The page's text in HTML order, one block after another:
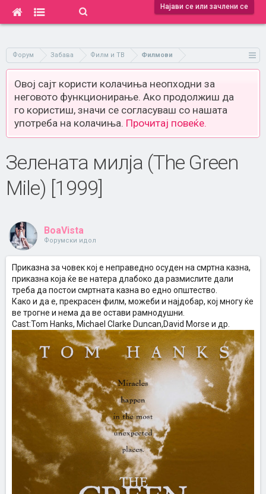
Најави се или зачлени се
Форум Забава Филм и ТВ Филмови
Овој сајт користи колачиња неопходни за
неговото функционирање. Ако продолжиш да
го користиш, значи се согласуваш со нашата
употреба на колачиња. Прочитај повеќе.
Зелената милја (The Green
Mile) [1999]
BoaVista
Форумски идол
Приказна за човек кој е неправедно осуден на смртна казна,
приказна која ќе ве натера длабоко да размислите дали
треба да постои смртната казна во едно општество.
Како и да е, прекрасен филм, можеби и најдобар, кој многу ќе
ве трогне и нема да ве остави рамнодушни.
Cast:Tom Hanks, Michael Clarke Duncan,David Morse и др.